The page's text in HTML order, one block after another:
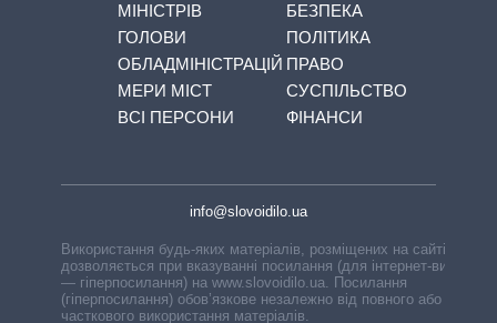
МІНІСТРІВ
ГОЛОВИ
ОБЛАДМІНІСТРАЦІЙ
МЕРИ МІСТ
ВСІ ПЕРСОНИ
БЕЗПЕКА
ПОЛІТИКА
ПРАВО
СУСПІЛЬСТВО
ФІНАНСИ
info@slovoidilo.ua
Використання будь-яких матеріалів, розміщених на сайті,
дозволяється при вказуванні посилання (для інтернет-видань
— гіперпосилання) на www.slovoidilo.ua. Посилання
(гіперпосилання) обов’язкове незалежно від повного або
часткового використання матеріалів.